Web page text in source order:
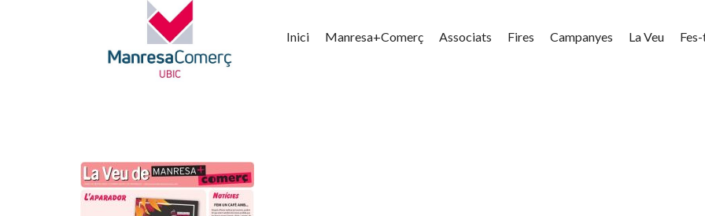
Inici Manresa+Comerç Associats Fires Campanyes La Veu